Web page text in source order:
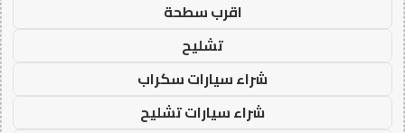
اقرب سطحة
تشليح
شراء سيارات سكراب
شراء سيارات تشليح